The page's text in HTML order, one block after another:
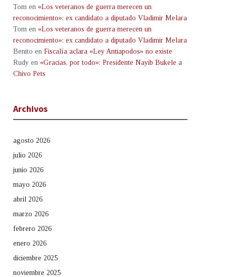
Tom en «Los veteranos de guerra merecen un
reconocimiento»: ex candidato a diputado Vladimir Melara
Tom en «Los veteranos de guerra merecen un
reconocimiento»: ex candidato a diputado Vladimir Melara
Benito en Fiscalía aclara «Ley Antiapodos» no existe
Rudy en «Gracias, por todo»: Presidente Nayib Bukele a
Chivo Pets
Archivos
agosto 2026
julio 2026
junio 2026
mayo 2026
abril 2026
marzo 2026
febrero 2026
enero 2026
diciembre 2025
noviembre 2025